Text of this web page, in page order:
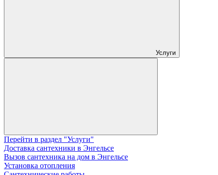
Услуги
Перейти в раздел "Услуги"
Доставка сантехники в Энгельсе
Вызов сантехника на дом в Энгельсе
Установка отопления